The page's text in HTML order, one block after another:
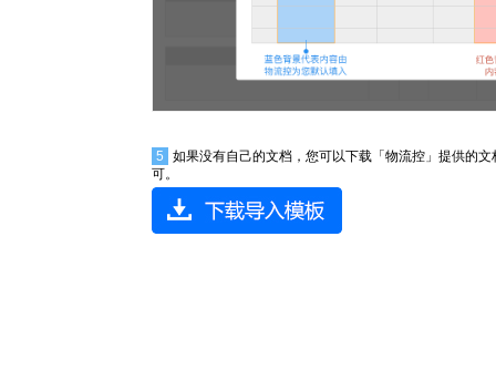
5
如果没有自己的文档，您可以下载「物流控」提供的
可。